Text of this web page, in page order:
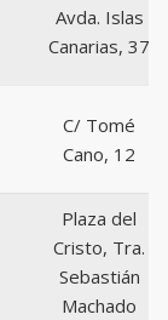
Avda. Islas
Canarias, 37
C/ Tomé
Cano, 12
Plaza del
Cristo, Tra.
Sebastián
Machado